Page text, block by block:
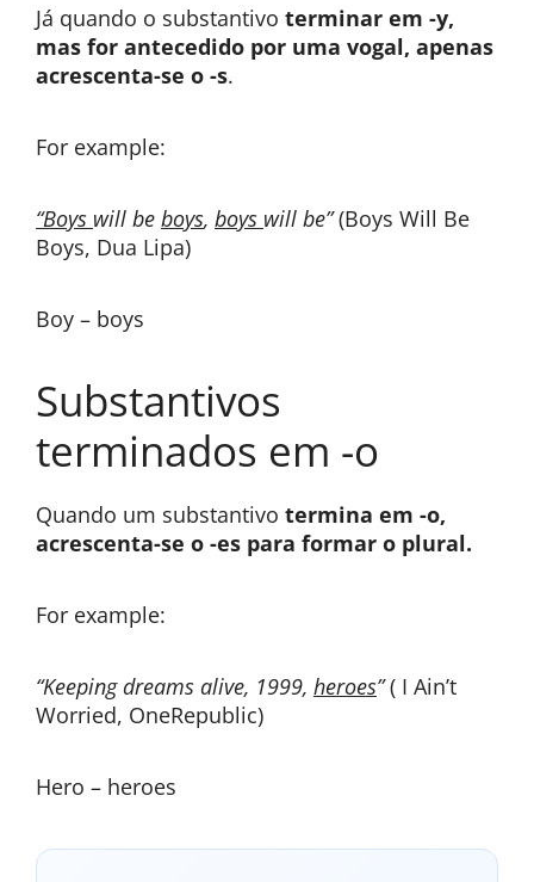
Já quando o substantivo terminar em -y,
mas for antecedido por uma vogal, apenas
acrescenta-se o -s.
For example:
“Boys will be boys, boys will be”(Boys Will Be
Boys, Dua Lipa)
Boy – boys
Substantivos
terminados em -o
Quando um substantivo termina em -o,
acrescenta-se o -es para formar o plural.
For example:
“Keeping dreams alive, 1999, heroes”( I Ain’t
Worried, OneRepublic)
Hero – heroes